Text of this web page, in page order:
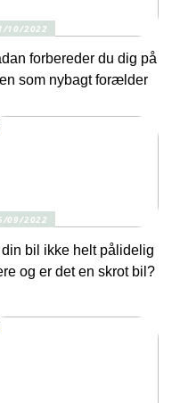
10/2022
forbereder du dig på
som nybagt forælder
09/2022
din bil ikke helt pålidelig
og er det en skrot bil?